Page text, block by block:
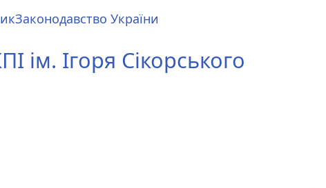
Законодавство України
ім. Ігоря Сікорського